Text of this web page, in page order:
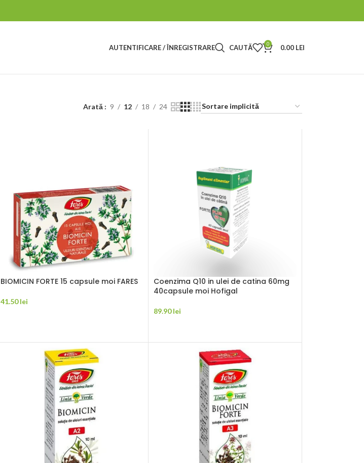
AUTENTIFICARE / ÎNREGISTRARE CAUTĂ 0 0.00 LEI
Arată 9 12 18 24
BIOMICIN FORTE 15 capsule moi FARES
41.50lei
Coenzima Q10 in ulei de catina 60mg
40capsule moi Hofigal
89.90lei